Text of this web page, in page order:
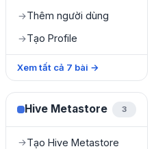
→Thêm người dùng
→Tạo Profile
Xem tất cả 7 bài →
Hive Metastore 3
→Tạo Hive Metastore